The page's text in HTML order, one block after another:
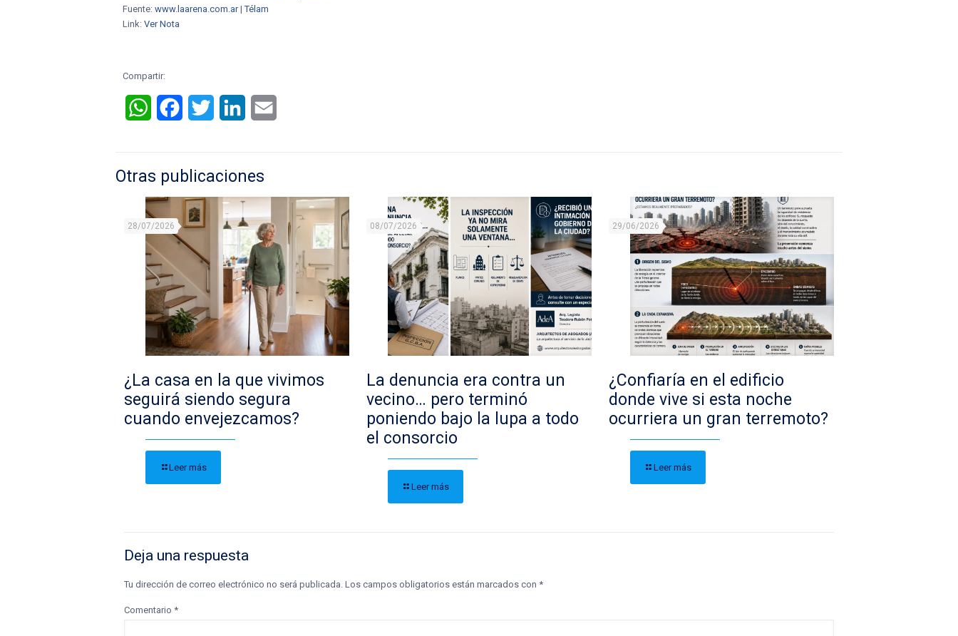
Fuente:www.laarena.com.ar|Télam
Link:Ver Nota
Compartir:
WhatsAppFacebookTwitter LinkedIn
Otras publicaciones
28/07/2026
¿La casa en la que vivimos
seguirá siendo segura
cuando envejezcamos?
Leer más
08/07/2026
La denuncia era contra un
vecino… pero terminó
poniendo bajo la lupa a todo
el consorcio
Leer más
29/06/2026
¿Confiaría en el edificio
donde vive si esta noche
ocurriera un gran terremoto?
Leer más
Deja una respuesta
Tu dirección de correo electrónico no será publicada. Los campos obligatorios están marcados con *
Comentario *